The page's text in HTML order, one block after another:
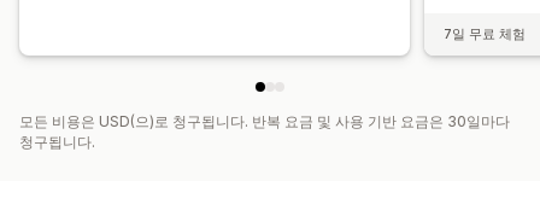
7일 무료 체험
모든 비용은 USD(으)로 청구됩니다. 반복 요금 및 사용 기반 요금은 30일마다
청구됩니다.